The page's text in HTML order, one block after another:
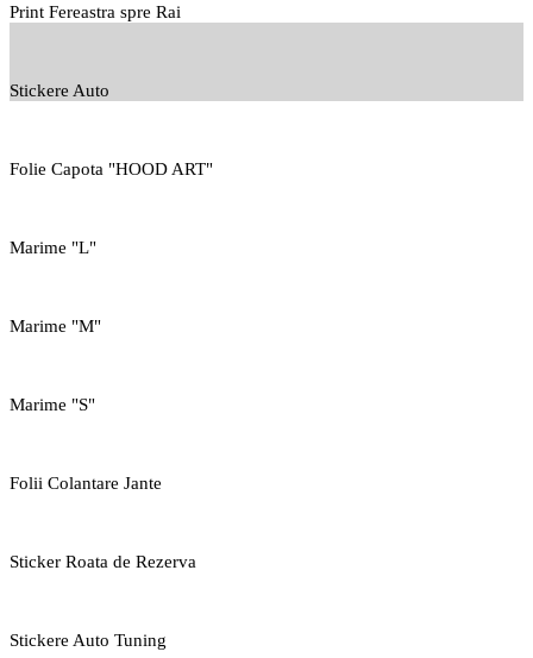
Print Fereastra spre Rai
Stickere Auto
Folie Capota "HOOD ART"
Marime "L"
Marime "M"
Marime "S"
Folii Colantare Jante
Sticker Roata de Rezerva
Stickere Auto Tuning